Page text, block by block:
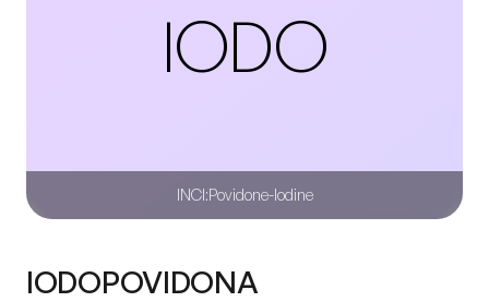
IODO
INCI:Povidone-Iodine
IODOPOVIDONA